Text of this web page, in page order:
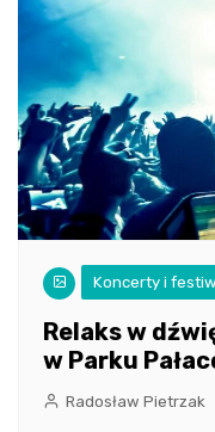
Koncerty i
Relaks w
w Parku
Radosław Pietrzak